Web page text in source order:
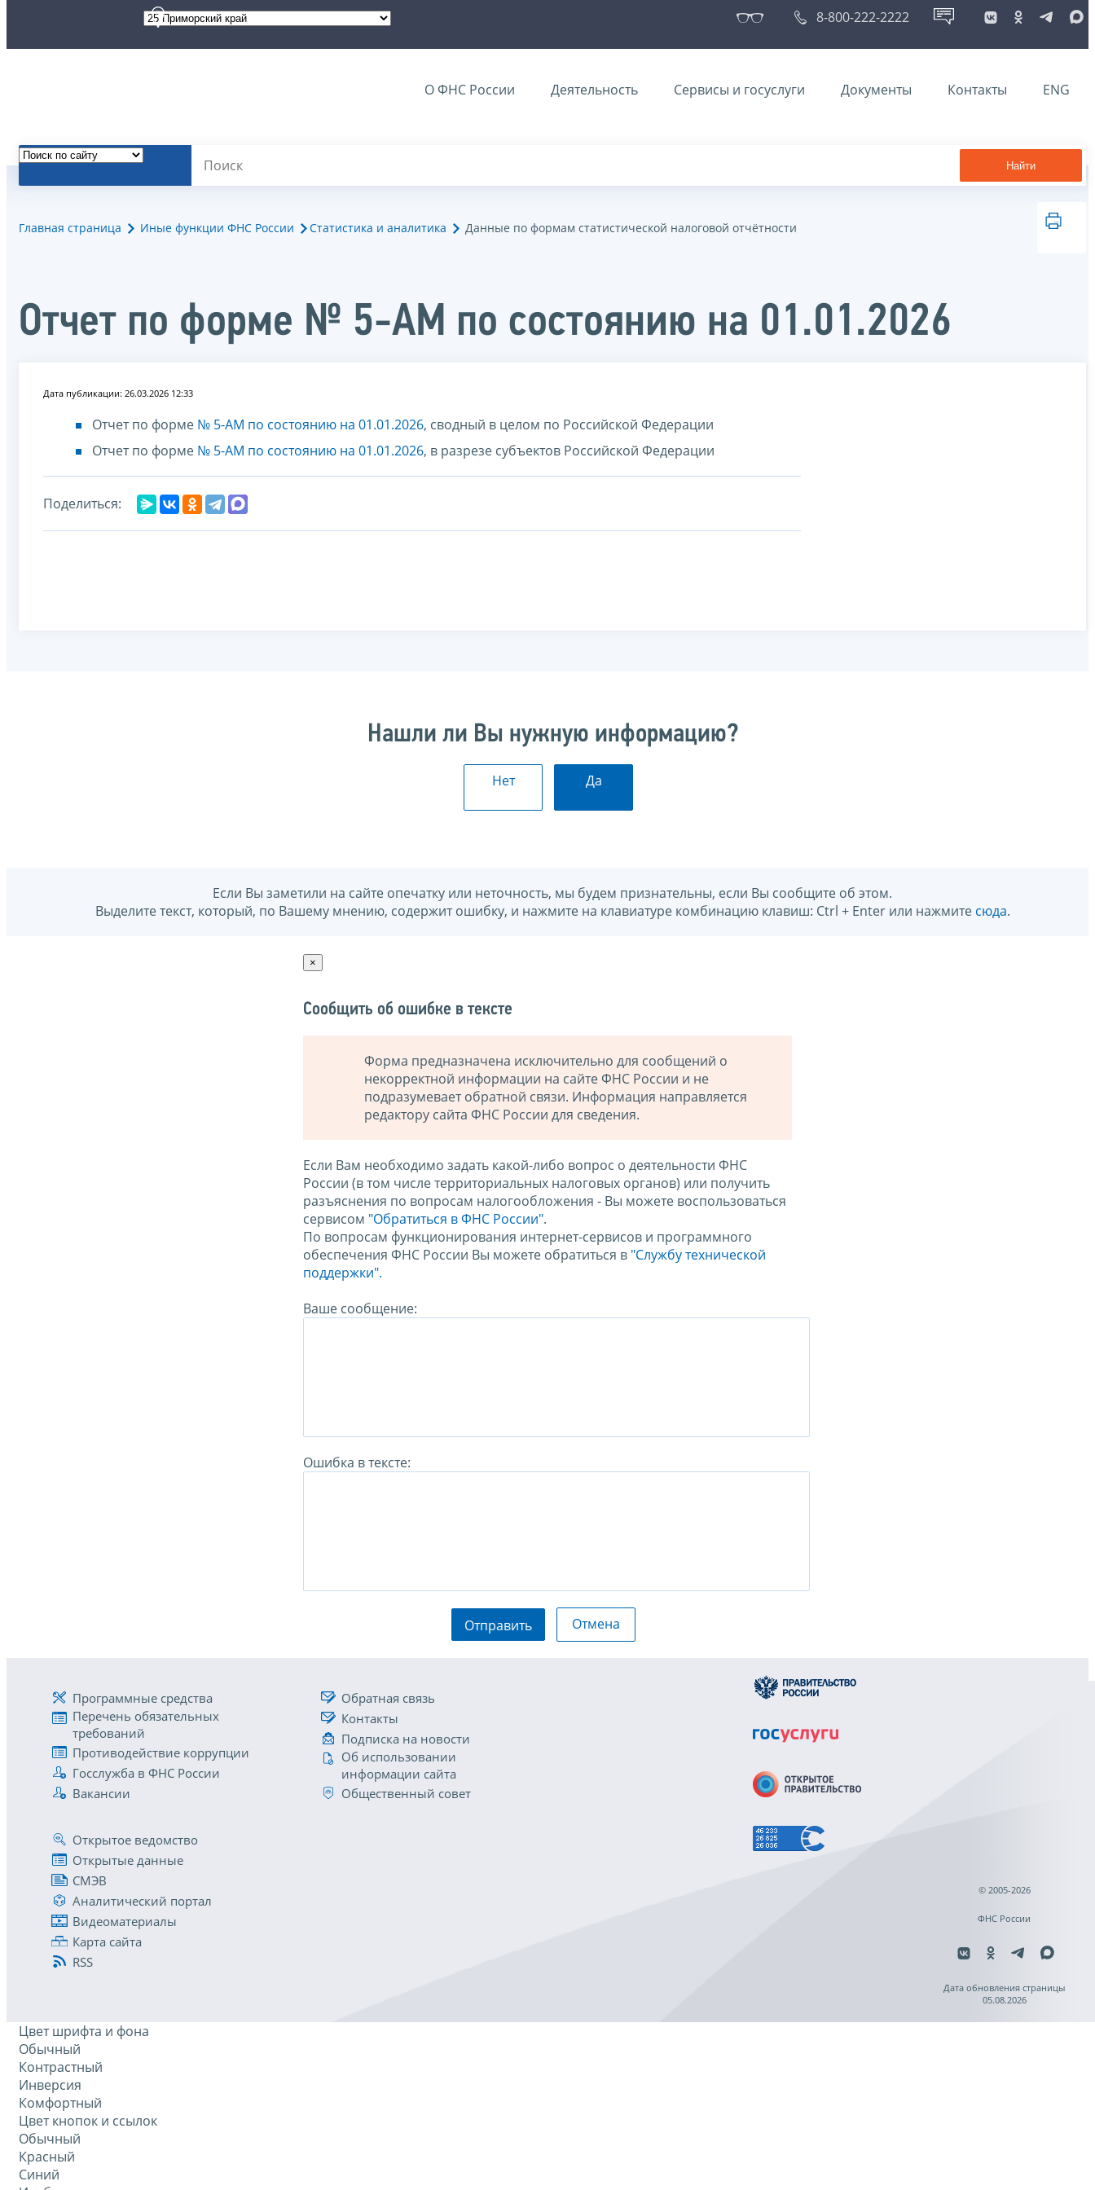
8-800-222-2222
О ФНС России Деятельность Сервисы и госуслуги Документы Контакты ENG
Найти
Главная страница Иные функции ФНС России Статистика и аналитика Данные по формам статистической налоговой отчётности
Отчет по форме № 5-АМ по состоянию на 01.01.2026
Дата публикации: 26.03.2026 12:33
Отчет по форме № 5-АМ по состоянию на 01.01.2026, сводный в целом по Российской Федерации
Отчет по форме № 5-АМ по состоянию на 01.01.2026, в разрезе субъектов Российской Федерации
Поделиться:
Нашли ли Вы нужную информацию?
Нет Да
Если Вы заметили на сайте опечатку или неточность, мы будем признательны, если Вы сообщите об этом.
Выделите текст, который, по Вашему мнению, содержит ошибку, и нажмите на клавиатуре комбинацию клавиш: Ctrl + Enter или нажмите сюда.
×
Сообщить об ошибке в тексте
Форма предназначена исключительно для сообщений о
некорректной информации на сайте ФНС России и не
подразумевает обратной связи. Информация направляется
редактору сайта ФНС России для сведения.
Если Вам необходимо задать какой-либо вопрос о деятельности ФНС
России (в том числе территориальных налоговых органов) или получить
разъяснения по вопросам налогообложения - Вы можете воспользоваться
сервисом "Обратиться в ФНС России".
По вопросам функционирования интернет-сервисов и программного
обеспечения ФНС России Вы можете обратиться в "Службу технической
поддержки".
Ваше сообщение:
Ошибка в тексте:
Отправить Отмена
Программные средства
Перечень обязательных
требований
Противодействие коррупции
Госслужба в ФНС России
Вакансии
Обратная связь
Контакты
Подписка на новости
Об использовании
информации сайта
Общественный совет
Открытое ведомство
Открытые данные
СМЭВ
Аналитический портал
Видеоматериалы
Карта сайта
RSS
© 2005-2026
ФНС России
Дата обновления страницы
05.08.2026
Цвет шрифта и фона
Обычный
Контрастный
Инверсия
Комфортный
Цвет кнопок и ссылок
Обычный
Красный
Синий